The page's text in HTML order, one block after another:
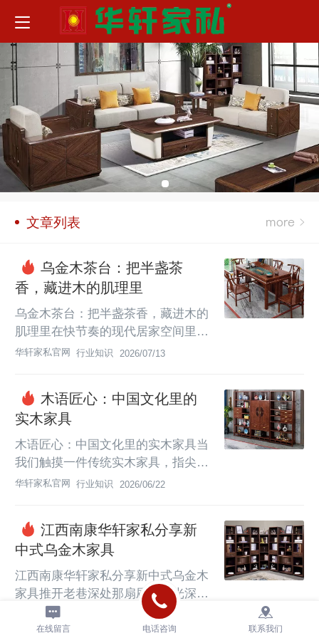
文章列表
乌金木茶台：把半盏茶
香，藏进木的肌理里
乌金木茶台：把半盏茶香，藏进木的
肌理里在快节奏的现代居家空间里，
一套好的茶台从来不是简单的泡茶家
好把东方茶意的温润，和现代生活的
实用感揉在了一起，成了很多家庭与
办公室里最让人愿意停留的角落。
乌金木自带的深褐纹理像流动的墨
花，线条利落舒展，桌沿打磨得圆润
刚好中和了实木...
华轩家私官网 行业知识 2026/07/13
​木语匠心：中国文化里的
实木家具
木语匠心：中国文化里的实木家具当
我们触摸一件传统实木家具，指尖触
到的不仅是木材打磨后的温润纹理，
到明清时期风靡天下的硬木家具，实
木家具始终作为“器以载道”的载体，
将中国人对自然、对生活、对美学的
理解，藏进了一榫一卯、一器一物之
间。中国人对实木的选择，从一开始
就带着“天人合一”的哲学思考。不同
华轩家私官网 行业知识 2026/06/22
江西南康华轩家私分享新
中式乌金木家具
江西南康华轩家私分享新中式乌金木
家具推开老巷深处那扇刷着哑光深棕
漆的木门，最先撞入鼻尖的不是香樟
木衣柜常年累月攒下的樟香，而是一
华轩家私官网
2026/06/12
在线留言
电话咨询 联系我们